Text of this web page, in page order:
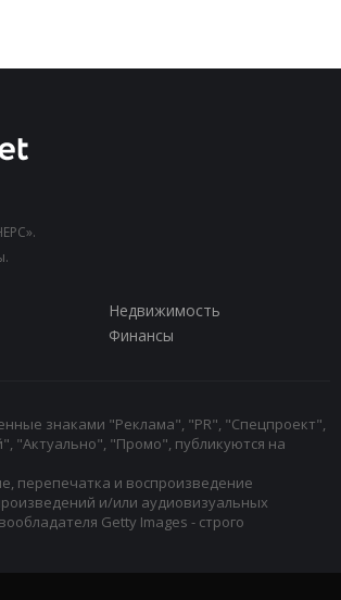
Недвижимость
Финансы
знаками "Реклама", "PR", "Спецпроект",
"Актуально", "Промо", публикуются на
перепечатка и воспроизведение
и/или аудиовизуальных
Getty Images - строго